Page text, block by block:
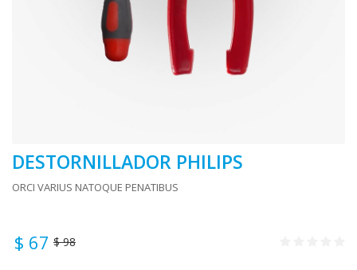
DESTORNILLADOR PHILIPS
ORCI VARIUS NATOQUE PENATIBUS
$ 67 $ 98